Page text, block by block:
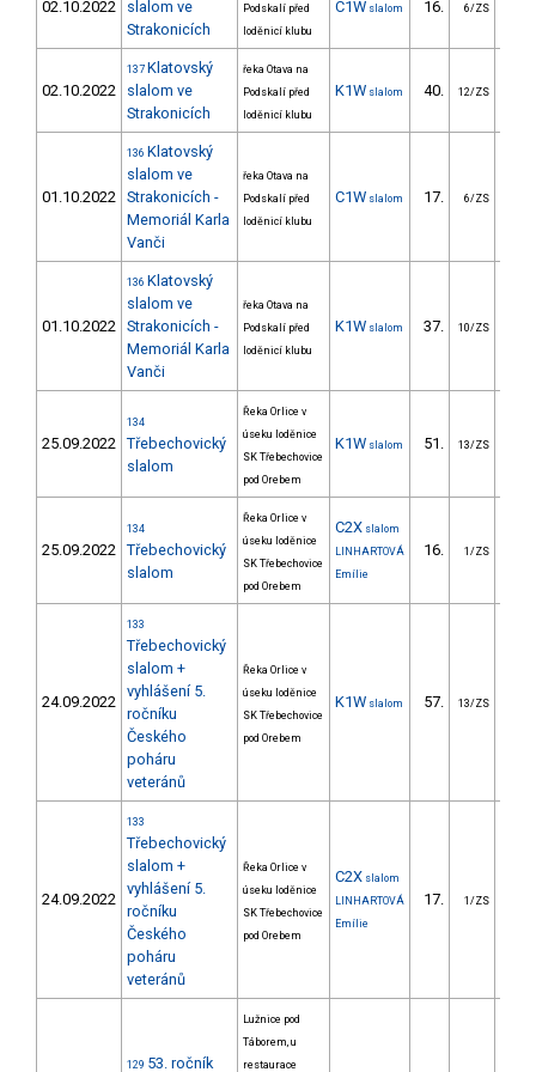
02.10.2022
slalom ve
Strakonicích
Podskalí před
loděnicí klubu
C1W slalom 16. 6/ZS
02.10.2022
137 Klatovský
slalom ve
Strakonicích
řeka Otava na
Podskalí před
loděnicí klubu
K1W slalom 40. 12/ZS
01.10.2022
136 Klatovský
slalom ve
Strakonicích -
Memoriál Karla
Vanči
řeka Otava na
Podskalí před
loděnicí klubu
C1W slalom 17. 6/ZS
01.10.2022
136 Klatovský
slalom ve
Strakonicích -
Memoriál Karla
Vanči
řeka Otava na
Podskalí před
loděnicí klubu
K1W slalom 37. 10/ZS
25.09.2022
134
Třebechovický
slalom
Řeka Orlice v
úseku loděnice
SK Třebechovice
pod Orebem
K1W slalom 51. 13/ZS
25.09.2022
134
Třebechovický
slalom
Řeka Orlice v
úseku loděnice
SK Třebechovice
pod Orebem
C2X slalom
LINHARTOVÁ
Emílie
16. 1/ZS
24.09.2022
133
Třebechovický
slalom +
vyhlášení 5.
ročníku
Českého
poháru
veteránů
Řeka Orlice v
úseku loděnice
SK Třebechovice
pod Orebem
K1W slalom 57. 13/ZS
24.09.2022
133
Třebechovický
slalom +
vyhlášení 5.
ročníku
Českého
poháru
veteránů
Řeka Orlice v
úseku loděnice
SK Třebechovice
pod Orebem
C2X slalom
LINHARTOVÁ
Emílie
17. 1/ZS
129 53. ročník
Lužnice pod
Táborem, u
restaurace